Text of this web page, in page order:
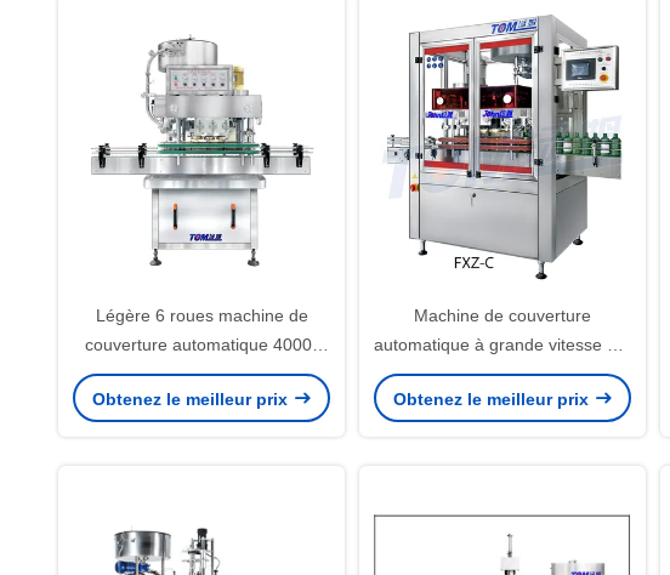
Légère 6 roues machine de
couverture automatique 4000-
6000BPH
Obtenez le meilleur prix
Machine de couverture
automatique à grande vitesse à 6
roues
Obtenez le meilleur prix